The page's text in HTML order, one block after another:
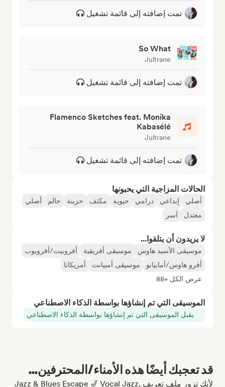
تمت إضافته إلى قائمة تشغيل
So What
Jultrane
تمت إضافته إلى قائمة تشغيل
Flamenco Sketches feat. Monika
Kabasélé
Jultrane
تمت إضافته إلى قائمة تشغيل
الحالات المزاجية التي يحبونها
أصلي إبداعي درامي حيوية مكثف حزينة حالم
أصلي
معتدل
آسر
لا يريدون أن يتلقوا...
موسيقى الأسيد هاوس موسيقى أفريقية
أفروبيت/أفروبوب
أفرو هاوس/أمابيانو
موسيقى أمبيانت
أمريكانا
عرض الكل +88
الموسيقى التي تم إنشاؤها بواسطة الذكاء الاصطناعي
يقبل الموسيقى التي تم إنشاؤها بواسطة الذكاء الاصطناعي
قد تعجبك أيضًا هذه الأمناء/المحترفين...
لأنك تزور ملف تعريف Jazz & Blues Escape 🎷 Vocal Jazz,